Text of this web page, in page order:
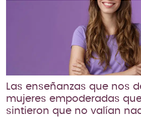
Las enseñanzas que nos
mujeres empoderadas
sintieron que no valían